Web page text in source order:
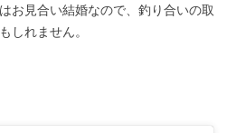
お見合い結婚なので、釣り合いの取
しれません。